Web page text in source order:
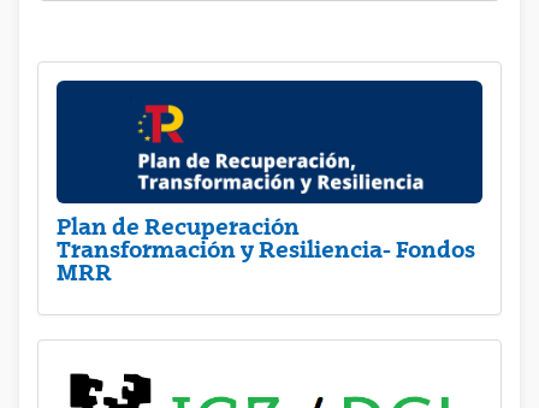
Plan de Recuperación
Transformación y Resiliencia- Fondos
MRR